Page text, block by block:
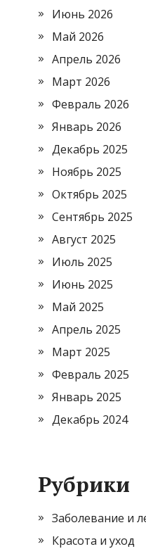
Июнь 2026
Май 2026
Апрель 2026
Март 2026
Февраль 2026
Январь 2026
Декабрь 2025
Ноябрь 2025
Октябрь 2025
Сентябрь 2025
Август 2025
Июль 2025
Июнь 2025
Май 2025
Апрель 2025
Март 2025
Февраль 2025
Январь 2025
Декабрь 2024
Рубрики
Заболевание и
Красота и уход